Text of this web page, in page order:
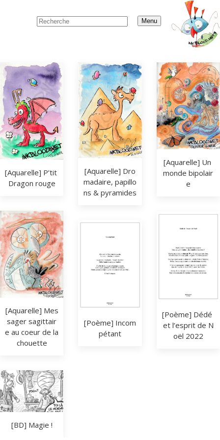
Menu
[Aquarelle] P’tit
Dragon rouge
[Aquarelle] Dro
madaire, papillo
ns & pyramides
[Aquarelle] Un
monde bipolair
e
[Aquarelle] Mes
sager sagittair
e au coeur de la
chouette
[Poème] Incom
pétant
[Poème] Dédé
et l’esprit de N
oël 2022
[BD] Magie !